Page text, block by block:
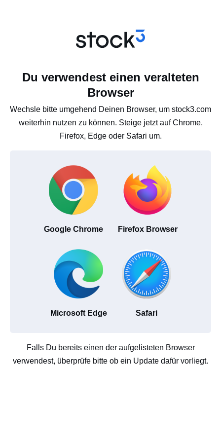
Du verwendest einen veralteten
Browser
Wechsle bitte umgehend Deinen Browser, um stock3.com
weiterhin nutzen zu können. Steige jetzt auf Chrome,
Firefox, Edge oder Safari um.
Google Chrome Firefox Browser
Microsoft Edge Safari
Falls Du bereits einen der aufgelisteten Browser
verwendest, überprüfe bitte ob ein Update dafür vorliegt.